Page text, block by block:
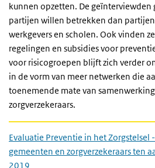
kunnen opzetten. De geïnterviewden
partijen willen betrekken dan
werkgevers en scholen. Ook vinden
regelingen en subsidies voor
voor risicogroepen blijft zich verder
in de vorm van meer netwerken die
toenemende mate van
zorgverzekeraars.
Evaluatie Preventie in het Zorgstelsel
gemeenten en zorgverzekeraars ten
2019